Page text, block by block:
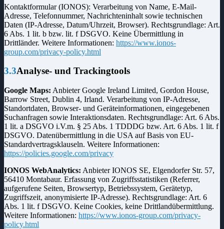
Kontaktformular (IONOS): Verarbeitung von Name, E-Mail-
Adresse, Telefonnummer, Nachrichteninhalt sowie technischen
Daten (IP-Adresse, Datum/Uhrzeit, Browser). Rechtsgrundlage: Art.
6 Abs. 1 lit. b bzw. lit. f DSGVO. Keine Übermittlung in
Drittländer. Weitere Informationen: https://www.ionos-
group.com/privacy-policy.html
3.3Analyse- und Trackingtools
Google Maps: Anbieter Google Ireland Limited, Gordon House,
Barrow Street, Dublin 4, Irland. Verarbeitung von IP-Adresse,
Standortdaten, Browser- und Geräteinformationen, eingegebenen
Suchanfragen sowie Interaktionsdaten. Rechtsgrundlage: Art. 6 Abs.
1 lit. a DSGVO i.V.m. § 25 Abs. 1 TDDDG bzw. Art. 6 Abs. 1 lit. f
DSGVO. Datenübermittlung in die USA auf Basis von EU-
Standardvertragsklauseln. Weitere Informationen:
https://policies.google.com/privacy
IONOS WebAnalytics: Anbieter IONOS SE, Elgendorfer Str. 57,
56410 Montabaur. Erfassung von Zugriffsstatistiken (Referrer,
aufgerufene Seiten, Browsertyp, Betriebssystem, Gerätetyp,
Zugriffszeit, anonymisierte IP-Adresse). Rechtsgrundlage: Art. 6
Abs. 1 lit. f DSGVO. Keine Cookies, keine Drittlandübermittlung.
Weitere Informationen: https://www.ionos-group.com/privacy-
policy.html